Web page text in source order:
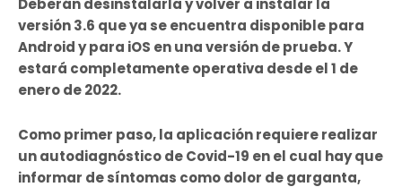
Deberán desinstalarla y volver a instalar la
versión 3.6 que ya se encuentra disponible para
Android y para iOS en una versión de prueba. Y
estará completamente operativa desde el 1 de
enero de 2022.
Como primer paso, la aplicación requiere realizar
un autodiagnóstico de Covid-19 en el cual hay que
informar de síntomas como dolor de garganta,